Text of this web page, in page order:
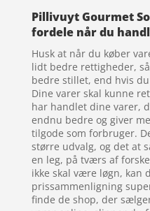
Pillivuyt Gourmet
fordele når du
Husk at når du køber
lidt bedre rettigheder,
bedre stillet, end hvis
Dine varer skal kunne
har handlet dine varer,
endnu bedre og giver
tilgode som forbruger.
større udvalg, og det at
en leg, på tværs af
ikke skal være løgn, kan
prissammenligning
finde de shop, der